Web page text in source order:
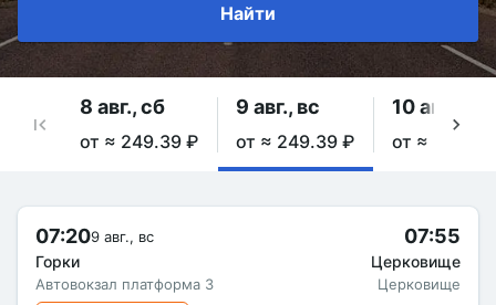
Найти
8 авг., сб
от ≈ 249.39 ₽
9 авг., вс
от ≈ 249.39 ₽
10 авг., пн
от ≈
07:209 авг., вс
Горки
Автовокзал платформа 3
07:55
Церковище
Церковище